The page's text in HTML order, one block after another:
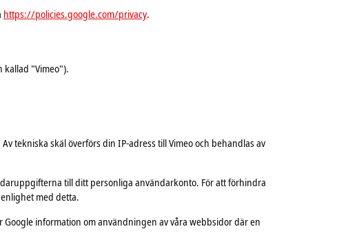
https://policies.google.com/privacy.
kallad "Vimeo").
tekniska skäl överförs din IP-adress till Vimeo och behandlas av
till ditt personliga användarkonto. För att förhindra
med detta.
information om användningen av våra webbsidor där en